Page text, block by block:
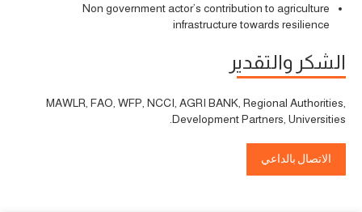
Non government actor’s contribution to agriculture
infrastructure towards resilience
الشكر والتقدير
MAWLR, FAO, WFP, NCCI, AGRI BANK, Regional Authorities,
Development Partners, Universities.
الاتصال بالداعي